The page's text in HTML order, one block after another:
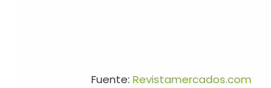
Fuente:Revistamercados.com